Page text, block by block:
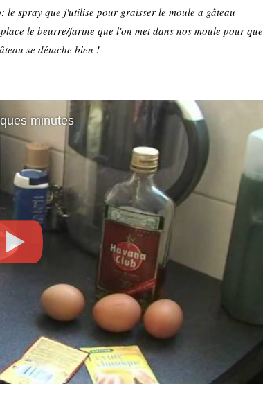
le spray que j'utilise pour graisser le moule a gâteau
le beurre/farine que l'on met dans nos moule pour que
se détache bien !
minutes